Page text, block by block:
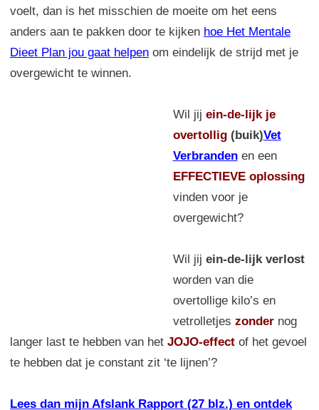
voelt, dan is het misschien de moeite om het eens
anders aan te pakken door te kijken hoe Het Mentale
Dieet Plan jou gaat helpen om eindelijk de strijd met je
overgewicht te winnen.
Wil jij ein-de-lijk je
overtollig(buik)Vet
Verbranden en een
EFFECTIEVE oplossing
vinden voor je
overgewicht?
Wil jij ein-de-lijk verlost
worden van die
overtollige kilo’s en
vetrolletjes zondernog
langer last te hebben van het JOJO-effect of het gevoel
te hebben dat je constant zit ‘te lijnen’?
Lees dan mijn Afslank Rapport (27 blz.) en ontdek